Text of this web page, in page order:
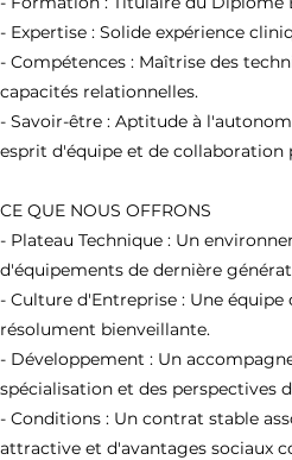
- Expertise : Solide expérience
- Compétences : Maîtrise des
capacités relationnelles.
- Savoir-être : Aptitude à
esprit d'équipe et de collaboration
CE QUE NOUS OFFRONS
- Plateau Technique : Un
d'équipements de dernière
- Culture d'Entreprise : Une équipe
résolument bienveillante.
- Développement : Un
spécialisation et des perspectives
- Conditions : Un contrat stable
attractive et d'avantages sociaux